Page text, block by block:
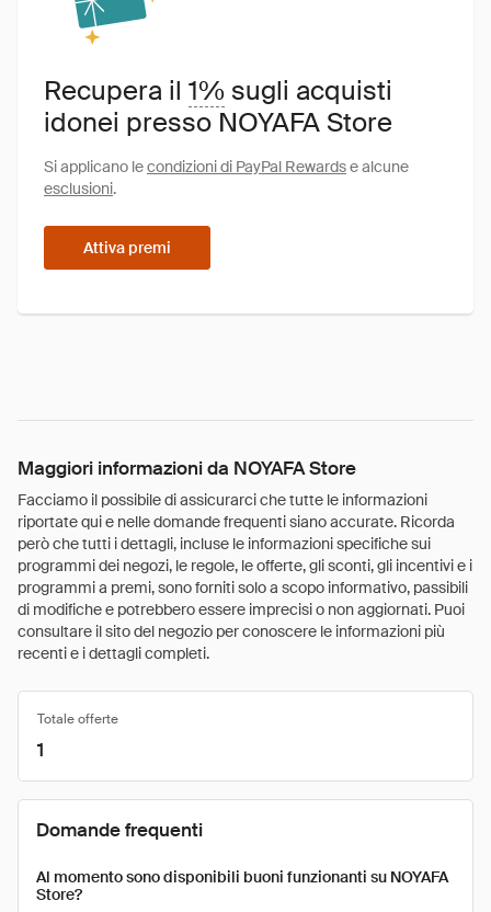
Recupera il 1% sugli acquisti
idonei presso NOYAFA Store
Si applicano lecondizioni di PayPal Rewardse alcune
esclusioni.
Attiva premi
Maggiori informazioni da NOYAFA Store
Facciamo il possibile di assicurarci che tutte le informazioni
riportate qui e nelle domande frequenti siano accurate. Ricorda
però che tutti i dettagli, incluse le informazioni specifiche sui
programmi dei negozi, le regole, le offerte, gli sconti, gli incentivi e i
programmi a premi, sono forniti solo a scopo informativo, passibili
di modifiche e potrebbero essere imprecisi o non aggiornati. Puoi
consultare il sito del negozio per conoscere le informazioni più
recenti e i dettagli completi.
Totale offerte
1
Domande frequenti
Al momento sono disponibili buoni funzionanti su NOYAFA
Store?